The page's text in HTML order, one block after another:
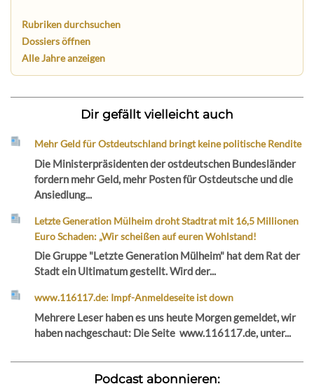
Rubriken durchsuchen
Dossiers öffnen
Alle Jahre anzeigen
Dir gefällt vielleicht auch
Mehr Geld für Ostdeutschland bringt keine politische Rendite
Die Ministerpräsidenten der ostdeutschen Bundesländer
fordern mehr Geld, mehr Posten für Ostdeutsche und die
Ansiedlung...
Letzte Generation Mülheim droht Stadtrat mit 16,5 Millionen
Euro Schaden: „Wir scheißen auf euren Wohlstand!
Die Gruppe "Letzte Generation Mülheim" hat dem Rat der
Stadt ein Ultimatum gestellt. Wird der...
www.116117.de: Impf-Anmeldeseite ist down
Mehrere Leser haben es uns heute Morgen gemeldet, wir
haben nachgeschaut: Die Seite www.116117.de, unter...
Podcast abonnieren: